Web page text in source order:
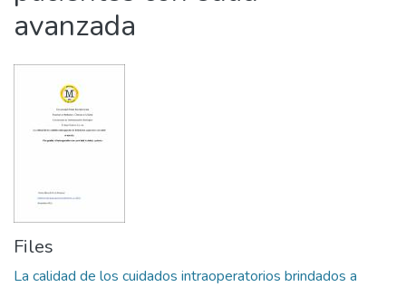
avanzada
Files
La calidad de los cuidados intraoperatorios brindados a